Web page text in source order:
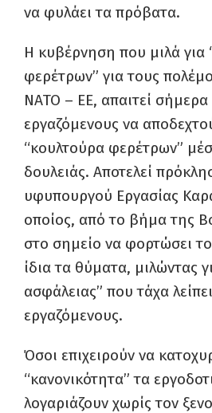
να φυλάει τα πρόβατα.
Η κυβέρνηση που μιλά για
φερέτρων” για τους
ΝΑΤΟ – ΕΕ, απαιτεί
εργαζόμενους να
“κουλτούρα φερέτρων”
δουλειάς. Αποτελεί
υφυπουργού Εργασίας
οποίος, από το βήμα της
στο σημείο να φορτώσει
ίδια τα θύματα, μιλώντας
ασφάλειας” που τάχα
εργαζόμενους.
Όσοι επιχειρούν να
“κανονικότητα” τα
λογαριάζουν χωρίς τον